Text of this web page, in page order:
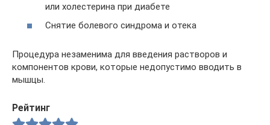
или холестерина при диабете
Снятие болевого синдрома и отека
Процедура незаменима для введения растворов и
компонентов крови, которые недопустимо вводить в
мышцы.
Рейтинг